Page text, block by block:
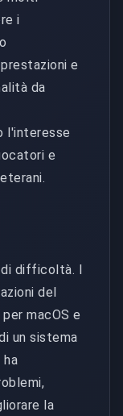
i
e
da
l'interesse
e
di difficoltà. I
del
macOS e
un sistema
la